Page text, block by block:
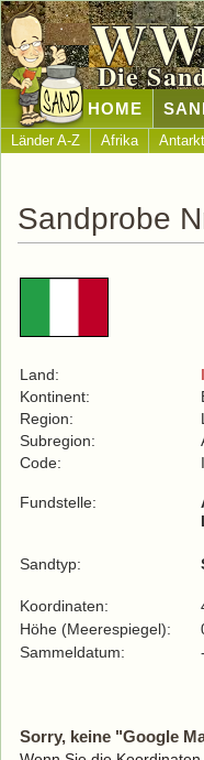
Die
HOME
Länder A-Z Afrika
Sandprobe
Land:
Kontinent:
Region:
Subregion:
Code:
Fundstelle:
Sandtyp:
Koordinaten:
Höhe (Meerespiegel):
Sammeldatum:
Sorry, keine "Google